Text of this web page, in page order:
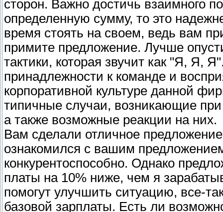
сторон. Важно достичь взаимного
определенную сумму, то это
время стоять на своем, ведь вам
примите предложение. Лучше
тактики, которая звучит как "Я, Я,
принадлежности к команде и
корпоративной культуре данной
типичные случаи, возникающие при
а также возможные реакции на них.
Вам сделали отличное
ознакомился с вашим
конкурентоспособно. Однако
платы на 10% ниже, чем я
помогут улучшить ситуацию, все-
базовой зарплаты. Есть ли